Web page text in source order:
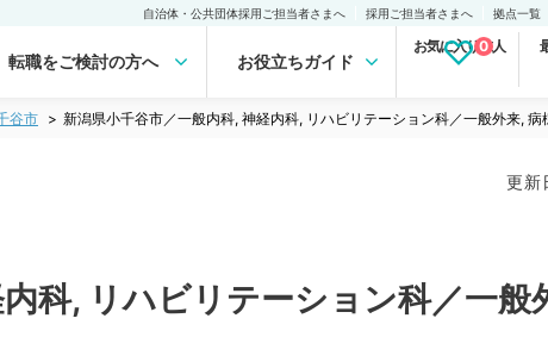
自治体・公共団体採用ご担当者さまへ 採用ご担当者さまへ 拠点一覧
転職をご検討の方へ お役立ちガイド
お気に入り求人
0
谷市 新潟県小千谷市／一般内科, 神経内科, リハビリテーション科／一般外来,
更
科, リハビリテーション科／一般